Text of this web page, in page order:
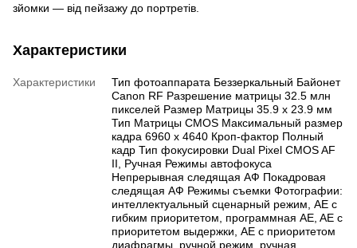
зйомки — від пейзажу до портретів.
Характеристики
Характеристики
Тип фотоаппарата Беззеркальный Байонет
Canon RF Разрешение матрицы 32.5 млн
пикселей Размер Матрицы 35.9 x 23.9 мм
Тип Матрицы CMOS Максимальный размер
кадра 6960 x 4640 Кроп-фактор Полный
кадр Тип фокусировки Dual Pixel CMOS AF
II, Ручная Режимы автофокуса
Непрерывная следящая АФ Покадровая
следящая АФ Режимы съемки Фотографии:
интеллектуальный сценарный режим, AE с
гибким приоритетом, программная AE, AE с
приоритетом выдержки, AE с приоритетом
диафрагмы, ручной режим, ручная